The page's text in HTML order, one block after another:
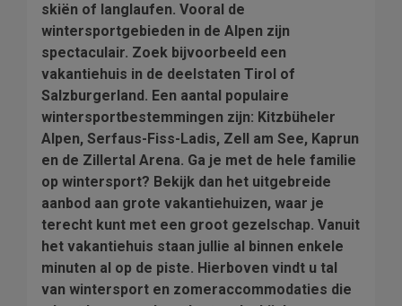
skiën of langlaufen. Vooral de
wintersportgebieden in de Alpen zijn
spectaculair. Zoek bijvoorbeeld een
vakantiehuis in de deelstaten Tirol of
Salzburgerland. Een aantal populaire
wintersportbestemmingen zijn: Kitzbüheler
Alpen, Serfaus-Fiss-Ladis, Zell am See, Kaprun
en de Zillertal Arena. Ga je met de hele familie
op wintersport? Bekijk dan het uitgebreide
aanbod aan grote vakantiehuizen, waar je
terecht kunt met een groot gezelschap. Vanuit
het vakantiehuis staan jullie al binnen enkele
minuten al op de piste. Hierboven vindt u tal
van wintersport en zomeraccommodaties die